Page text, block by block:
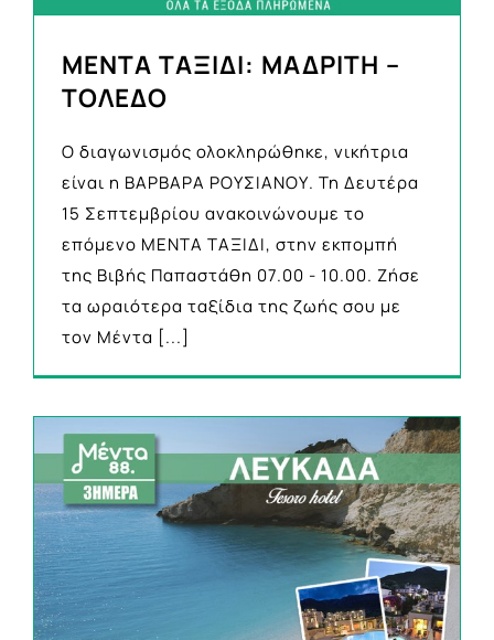
MENTA ΤΑΞΙΔΙ: ΜΑΔΡΙΤΗ –
ΤΟΛΕΔΟ
Ο διαγωνισμός ολοκληρώθηκε, νικήτρια
είναι η ΒΑΡΒΑΡΑ ΡΟΥΣΙΑΝΟΥ. Τη Δευτέρα
15 Σεπτεμβρίου ανακοινώνουμε το
επόμενο ΜΕΝΤΑ ΤΑΞΙΔΙ, στην εκπομπή
της Βιβής Παπαστάθη 07.00 - 10.00. Ζήσε
τα ωραιότερα ταξίδια της ζωής σου με
τον Μέντα [...]